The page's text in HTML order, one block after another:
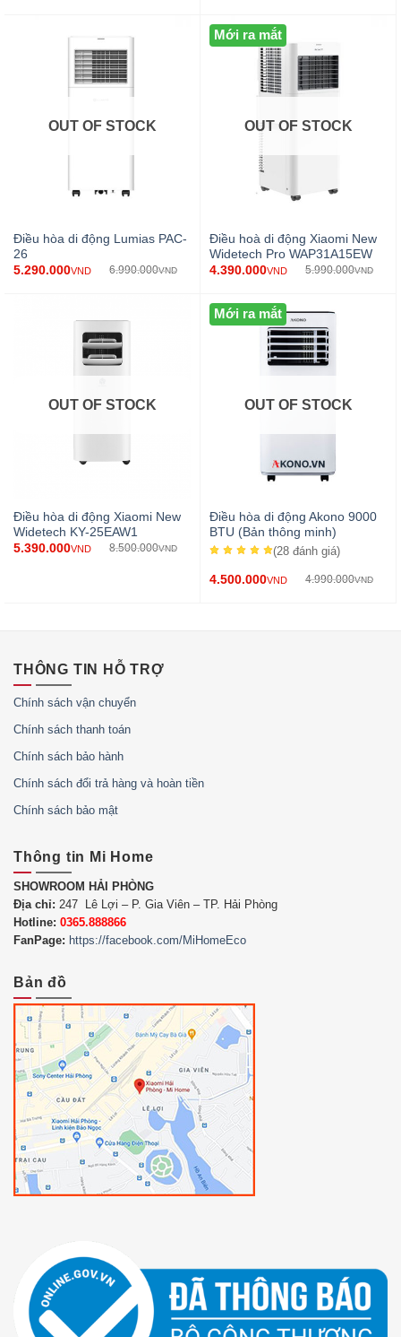
OUT OF STOCK
Điều hòa di động Lumias PAC-
26
5.290.000VND 6.990.000VND
Mới ra mắt
OUT OF STOCK
Điều hoà di động Xiaomi New
Widetech Pro WAP31A15EW
4.390.000VND 5.990.000VND
OUT OF STOCK
Điều hòa di động Xiaomi New
Widetech KY-25EAW1
5.390.000VND 8.500.000VND
Mới ra mắt
OUT OF STOCK
Điều hòa di động Akono 9000
BTU (Bản thông minh)
(28 đánh giá)
4.500.000VND 4.990.000VND
THÔNG TIN HỖ TRỢ
Chính sách vận chuyển
Chính sách thanh toán
Chính sách bảo hành
Chính sách đổi trả hàng và hoàn tiền
Chính sách bảo mật
Thông tin Mi Home
SHOWROOM HẢI PHÒNG
Địa chỉ: 247 Lê Lợi – P. Gia Viên – TP. Hải Phòng
Hotline: 0365.888866
FanPage: https://facebook.com/MiHomeEco
Bản đồ